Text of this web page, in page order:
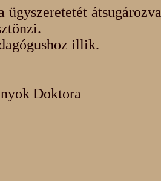
ügyszeretetét
illik.
Doktora